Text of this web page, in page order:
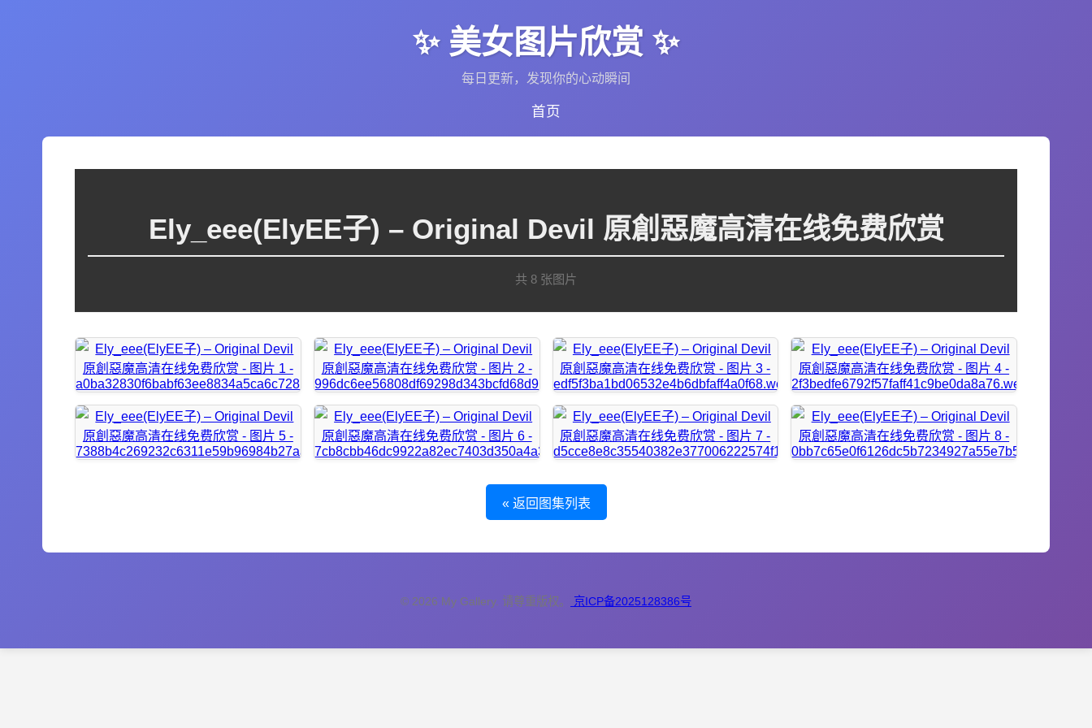
✨ 美女图片欣赏 ✨
每日更新，发现你的心动瞬间
首页
Ely_eee(ElyEE子) – Original Devil 原創惡魔高清在线免费欣赏
共 8 张图片
« 返回图集列表
© 2026 My Gallery. 请尊重版权。 京ICP备2025128386号